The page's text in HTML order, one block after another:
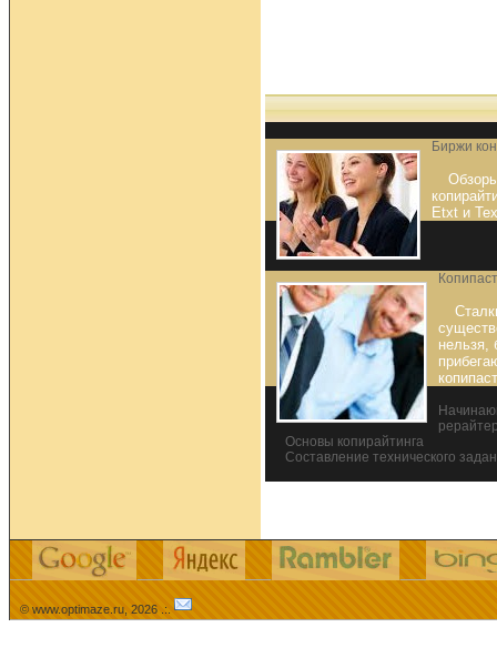
Биржи
Etxt и
нельзя,
Основы копирайтинга
Составление технического
© www.optimaze.ru, 2026 .:.